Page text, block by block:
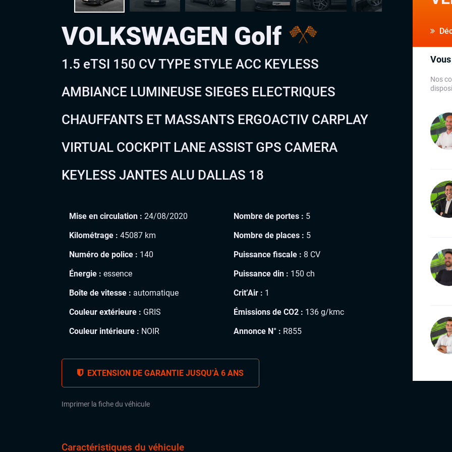
VOLKSWAGEN Golf
1.5 eTSI 150 CV TYPE STYLE ACC KEYLESS
AMBIANCE LUMINEUSE SIEGES ELECTRIQUES
CHAUFFANTS ET MASSANTS ERGOACTIV CARPLAY
VIRTUAL COCKPIT LANE ASSIST GPS CAMERA
KEYLESS JANTES ALU DALLAS 18
Mise en circulation : 24/08/2020
Kilométrage : 45087 km
Numéro de police : 140
Énergie : essence
Boîte de vitesse : automatique
Couleur extérieure : GRIS
Couleur intérieure : NOIR
Nombre de portes : 5
Nombre de places : 5
Puissance fiscale : 8 CV
Puissance din : 150 ch
Crit’Air : 1
Émissions de CO2 : 136 g/kmc
Annonce N° : R855
EXTENSION DE GARANTIE JUSQU’À 6 ANS
Imprimer la fiche du véhicule
Nos
Caractéristiques du véhicule